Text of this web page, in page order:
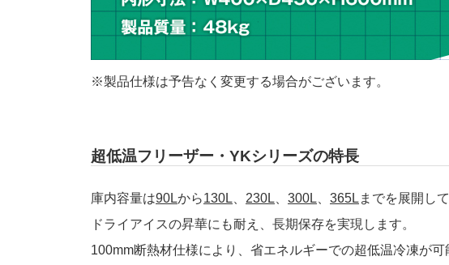
※製品仕様は予告なく変更する場合がございます。
超低温フリーザー・YKシリーズの特長
庫内容量は90Lから130L 230L 300L 365L までを展開し
ドライアイスの昇華にも耐え、長期保存を実現します。
100mm断熱材仕様により、省エネルギーでの超低温冷凍が可